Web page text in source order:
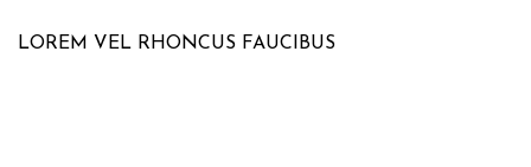
LOREM VEL RHONCUS FAUCIBUS